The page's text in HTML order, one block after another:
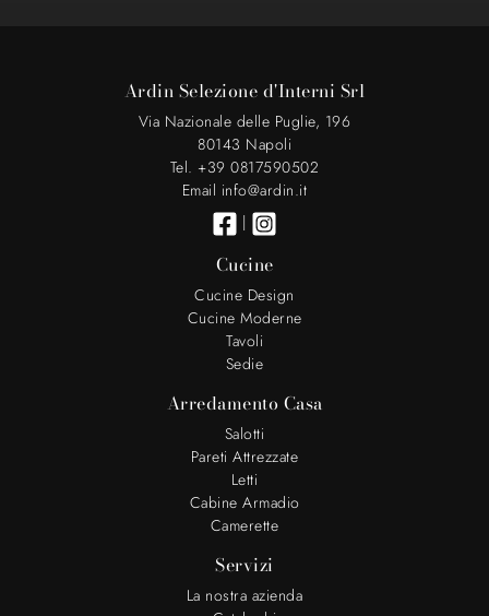
Ardin Selezione d'Interni Srl
Via Nazionale delle Puglie, 196
80143 Napoli
Tel. +39 0817590502
Email info@ardin.it
|
Cucine
Cucine Design
Cucine Moderne
Tavoli
Sedie
Arredamento Casa
Salotti
Pareti Attrezzate
Letti
Cabine Armadio
Camerette
Servizi
La nostra azienda